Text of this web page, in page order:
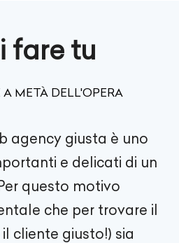
fare tu
METÀ DELL'OPERA
agency giusta è uno
e delicati di un
questo motivo
che per trovare il
cliente giusto!) sia